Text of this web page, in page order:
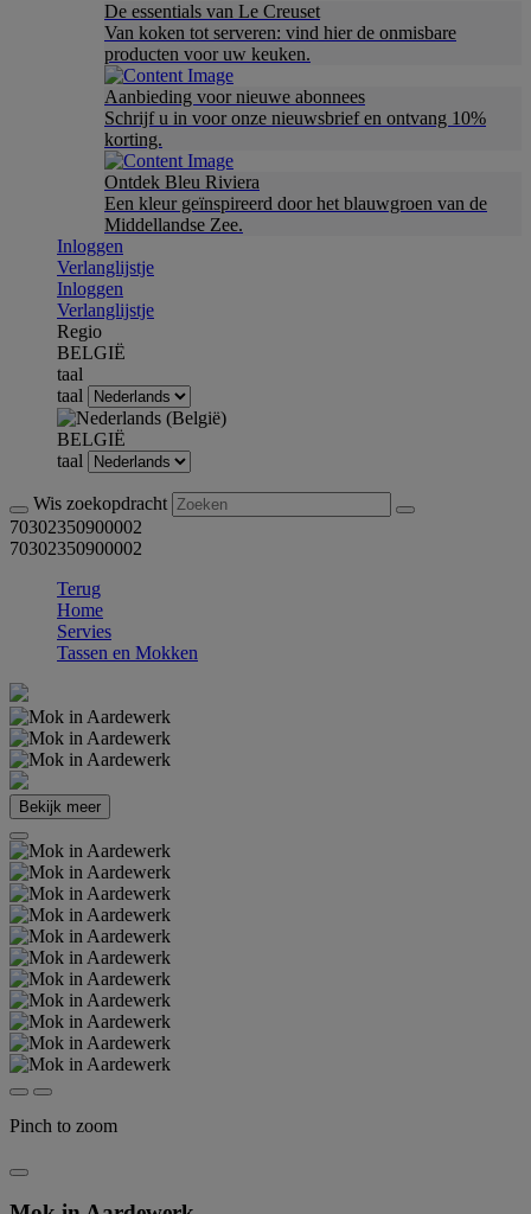
De essentials van Le Creuset
Van koken tot serveren: vind hier de onmisbare
producten voor uw keuken.
Aanbieding voor nieuwe abonnees
Schrijf u in voor onze nieuwsbrief en ontvang 10%
korting.
Ontdek Bleu Riviera
Een kleur geïnspireerd door het blauwgroen van de
Middellandse Zee.
Inloggen
Verlanglijstje
Inloggen
Verlanglijstje
Regio
BELGIË
taal
taal
BELGIË
taal
Wis zoekopdracht
70302350900002
70302350900002
Terug
Home
Servies
Tassen en Mokken
Bekijk meer
Pinch to zoom